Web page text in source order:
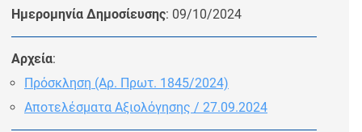
Ημερομηνία Δημοσίευσης: 09/10/2024
Αρχεία:
Πρόσκληση (Αρ. Πρωτ. 1845/2024)
Αποτελέσματα Αξιολόγησης / 27.09.2024